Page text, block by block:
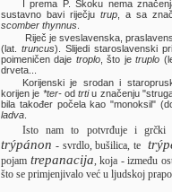
I prema P. Skoku nema
sustavno bavi riječju trup , a sa
scomber thynnus
Riječ je sveslavenska,
(lat. truncus). Slijedi staroslavenski
poimeničen daje troplo, što jetruplo
drveta...
Korijenski je srodan i
korijen je *ter-odtrtiu značenju
bila također počela kao "monoksil"
ladva
Isto nam to potvrđuje i
trýpánon - svrdlo, bušilica, te
pojam trepanacija , koja - između
što se primjenjivalo već u ljudskoj